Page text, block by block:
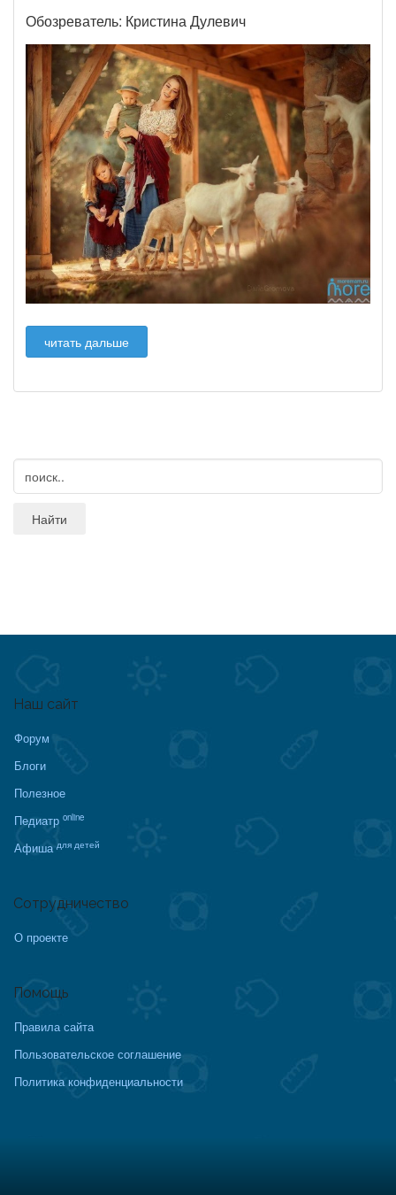
Обозреватель: Кристина Дулевич
читать дальше
Наш сайт
Форум
Блоги
Полезное
Педиатр online
Афиша для детей
Сотрудничество
О проекте
Помощь
Правила сайта
Пользовательское соглашение
Политика конфиденциальности